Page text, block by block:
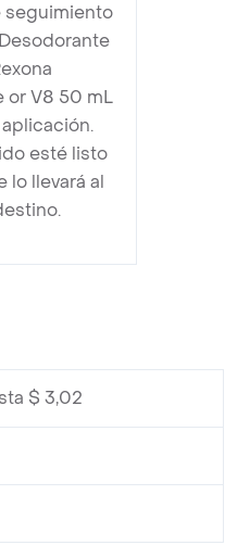
seguimiento
or V8 50 mL
esté listo
lo llevará al
$ 3,02